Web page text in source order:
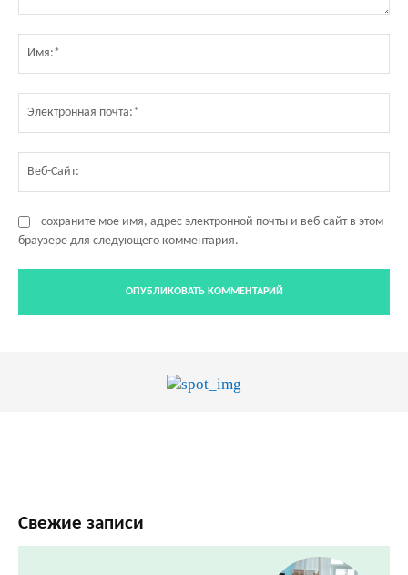
сохраните мое имя, адрес электронной почты и веб-сайт в этом
браузере для следующего комментария.
Свежие записи